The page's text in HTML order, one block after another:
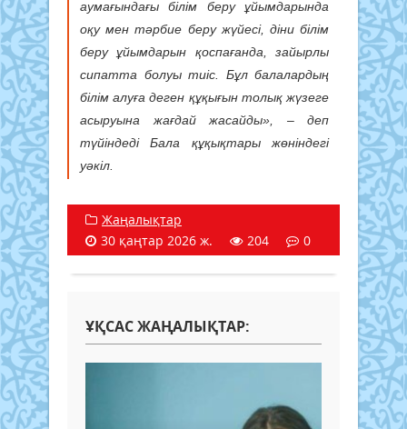
аумағындағы білім беру ұйымдарында
оқу мен тәрбие беру жүйесі, діни білім
беру ұйымдарын қоспағанда, зайырлы
сипатта болуы тиіс. Бұл балалардың
білім алуға деген құқығын толық жүзеге
асыруына жағдай жасайды», – деп
түйіндеді Бала құқықтары жөніндегі
уәкіл.
Жаңалықтар
30 қаңтар 2026 ж.
204 0
ҰҚСАС ЖАҢАЛЫҚТАР: